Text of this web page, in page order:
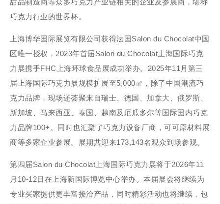
甜品制造商等众多巧克力产业链相关的企业及参展商，堪称
巧克力行业的世界杯。
上海博华国际展览有限公司获得法国Salon du Chocolat中国
区唯一授权，2023年首届Salon du Chocolat上海国际巧克
力展携手FHC上海环球食品展成功举办。2025年11月第三
届上海国际巧克力展规模扩展至5,000㎡，除了中国潮流巧
克力品牌，现场还荟聚来自瑞士、德国、加拿大、俄罗斯、
新加坡、马来西亚、泰国、越南及厄瓜多尔等国际国内巧克
力品牌100+。同时也汇聚了巧克力设备厂商，可可原材料展
商等多家企业参展。展期共迎来173,143名观众到场参观。
第四届Salon du Chocolat上海国际巧克力展将于2026年11
月10-12日在上海新国际博览中心举办。本届展会将继续为
专业买家提供更丰富接洽产品，同时精彩活动也将继续，包